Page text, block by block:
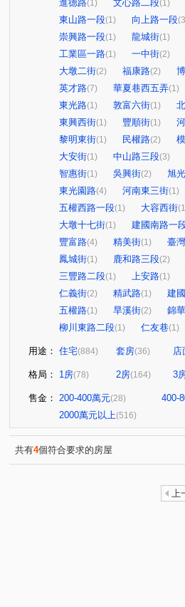
進德路(1) 文心路二段(1)
東山路一段(1) 向上路一段
崇興路一段(1) 龍城街(1)
工業區一路(1) 一中街(2)
大墩二街(2) 福康路(2)
英才路(7) 華夏巷西五弄(1)
東光路(1) 敦富六街(1)
東興西街(1) 豐順街(1)
黎明東街(1) 民權路(2)
大安街(1) 中山路三段(3)
智惠街(1) 吳興街(2) 旭
東光園路(4) 河南東三街(1)
五權西路一段(1) 大容西街
大墩十七街(1) 建國南路一
豐富路(4) 精美街(1) 臺
鳳城街(1) 鹿和路三段(2)
三豐路二段(1) 上安路(1)
仁義街(2) 精武路(1) 建
五權路(1) 旱溪街(2) 錦
柳川東路二段(1) 仁友巷(1)
用途： 住宅(884) 套房(36) 店
格局： 1房(78) 2房(164) 3
售金： 200-400萬元(28) 400-
2000萬元以上(516)
共有4個符合要求的房屋
上